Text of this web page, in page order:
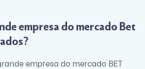
empresa do mercado Bet
empresa do mercado BET